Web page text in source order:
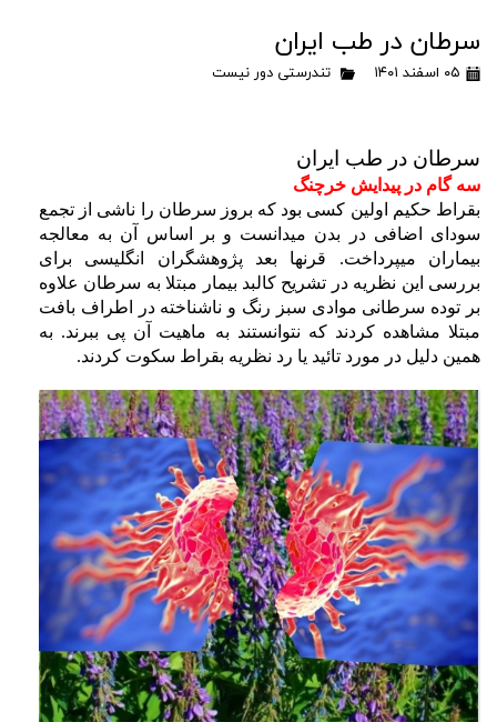
سرطان در طب ایران
۰۵ اسفند ۱۴۰۱ تندرستی دور نیست
سرطان در طب ایران
سه گام در پیدایش خرچنگ
بقراط حکیم اولین کسی بود که بروز سرطان را ناشی از تجمع
سودای اضافی در بدن میدانست و بر اساس آن به معالجه
بیماران میپرداخت. قرنها بعد پژوهشگران انگلیسی برای
بررسی این نظریه در تشریح کالبد بیمار مبتلا به سرطان علاوه
بر توده سرطانی موادی سبز رنگ و ناشناخته در اطراف بافت
مبتلا مشاهده کردند که نتوانستند به ماهیت آن پی ببرند. به
همین دلیل در مورد تائید یا رد نظریه بقراط سکوت کردند.